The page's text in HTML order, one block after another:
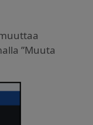
”Muuta